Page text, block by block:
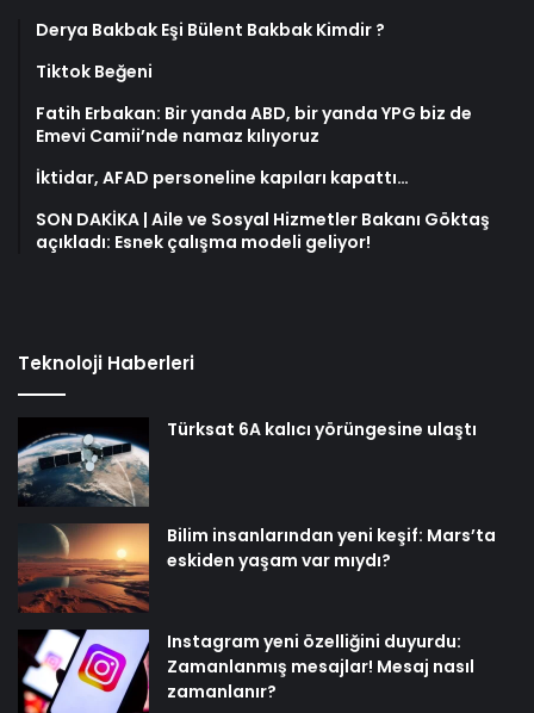
Derya Bakbak Eşi Bülent Bakbak Kimdir ?
Tiktok Beğeni
Fatih Erbakan: Bir yanda ABD, bir yanda YPG biz de
Emevi Camii’nde namaz kılıyoruz
İktidar, AFAD personeline kapıları kapattı…
SON DAKİKA | Aile ve Sosyal Hizmetler Bakanı Göktaş
açıkladı: Esnek çalışma modeli geliyor!
Teknoloji Haberleri
Türksat 6A kalıcı yörüngesine ulaştı
Bilim insanlarından yeni keşif: Mars’ta
eskiden yaşam var mıydı?
Instagram yeni özelliğini duyurdu:
Zamanlanmış mesajlar! Mesaj nasıl
zamanlanır?